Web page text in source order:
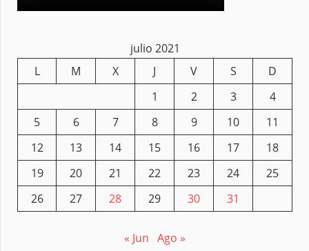
julio 2021
L
M X J V S
D
1
2 3
4
5
6 7 8 9 10
11
12
13 14 15 16 17
18
19
20 21 22 23 24
25
26
27 28 29 30 31
« Jun Ago »